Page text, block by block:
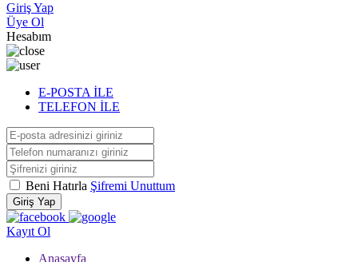
Giriş Yap
Üye Ol
Hesabım
E-POSTA İLE
TELEFON İLE
Beni Hatırla Şifremi Unuttum
Giriş Yap
Kayıt Ol
Anasayfa